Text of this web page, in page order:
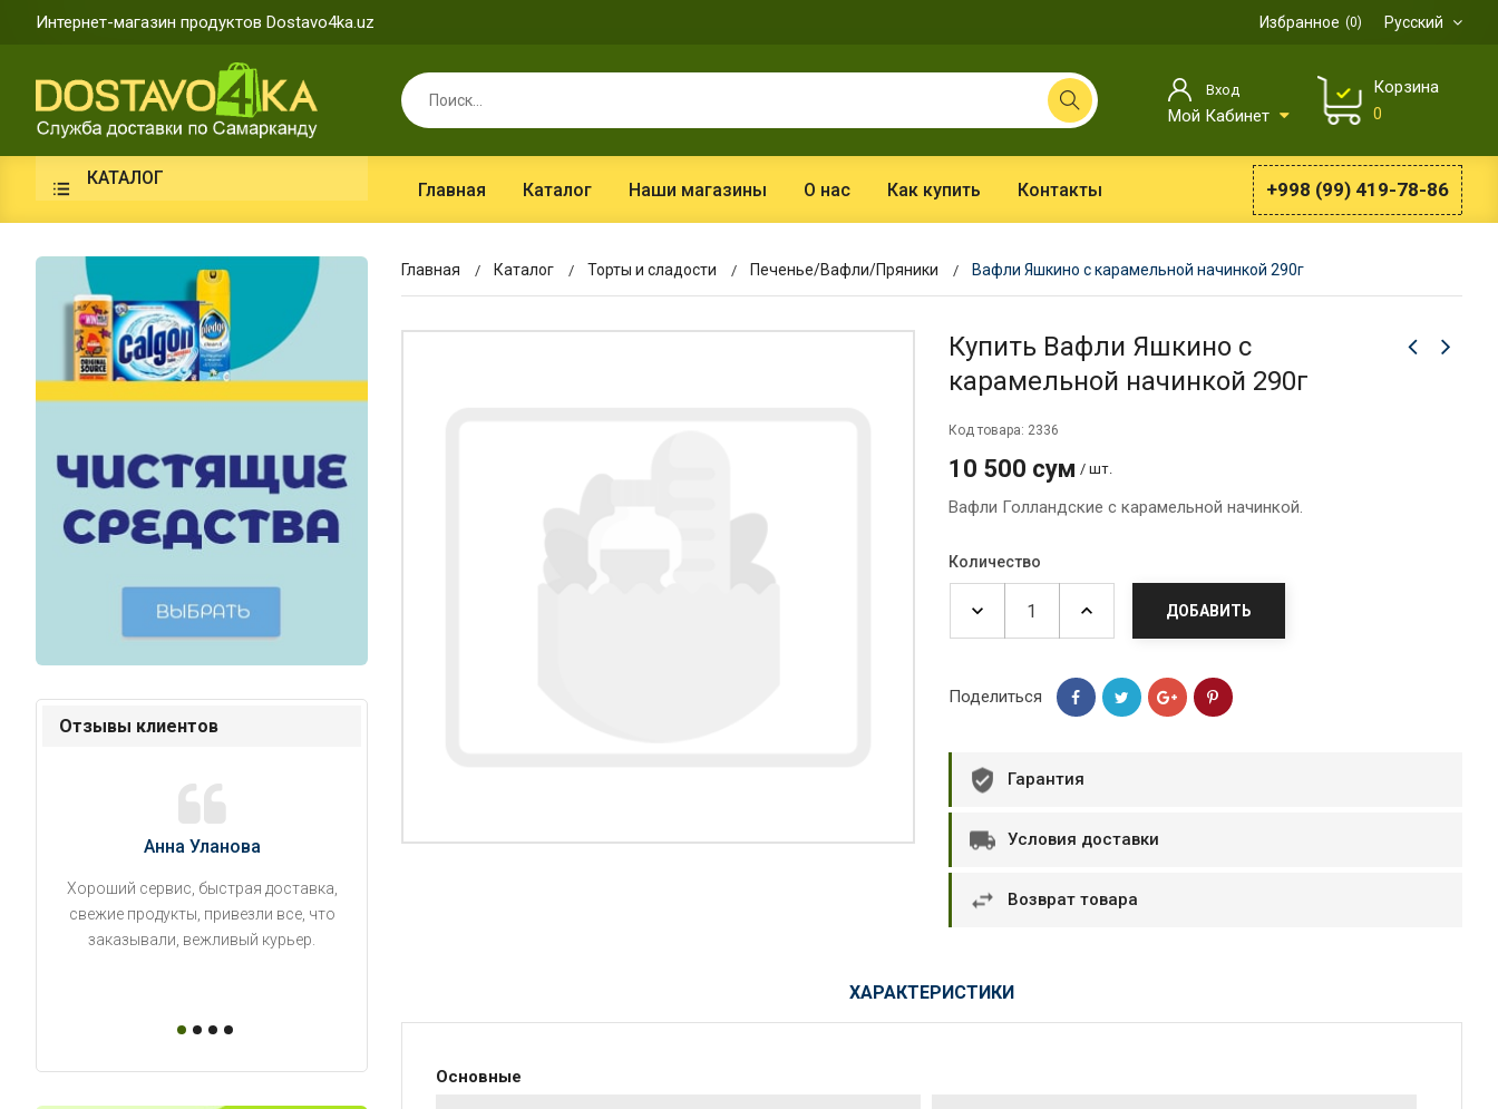
Интернет-магазин продуктов Dostavo4ka.uz Русский
Избранное 0
Вход
Мой Кабинет
Корзина
0
КАТАЛОГ
Главная Каталог Наши магазины О нас Как купить Контакты +998 (99) 419-78-86
Отзывы клиентов
Анна Уланова
Хороший сервис, быстрая доставка,
свежие продукты, привезли все, что
заказывали, вежливый курьер.
Александр П. Ольга Кузяева Тимур B.Д.
Оформляют заказ и доставляют
доволен. Буду покупать ещё.
Главная Каталог Торты и сладости Печенье/Вафли/Пряники Вафли Яшкино с карамельной начинкой 290г
Купить Вафли Яшкино с
карамельной начинкой 290г
Код товара: 2336
10 500 сум / шт.
Вафли Голландские с карамельной начинкой.
Количество
ДОБАВИТЬ
Поделиться
Гарантия
Условия доставки
Возврат товара
ХАРАКТЕРИСТИКИ
Основные